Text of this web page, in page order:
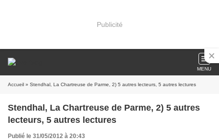
Publicité
MENU
Accueil » Stendhal, La Chartreuse de Parme, 2) 5 autres lecteurs, 5 autres lectures
Stendhal, La Chartreuse de Parme, 2) 5 autres
lecteurs, 5 autres lectures
Publié le 31/05/2012 à 20:43